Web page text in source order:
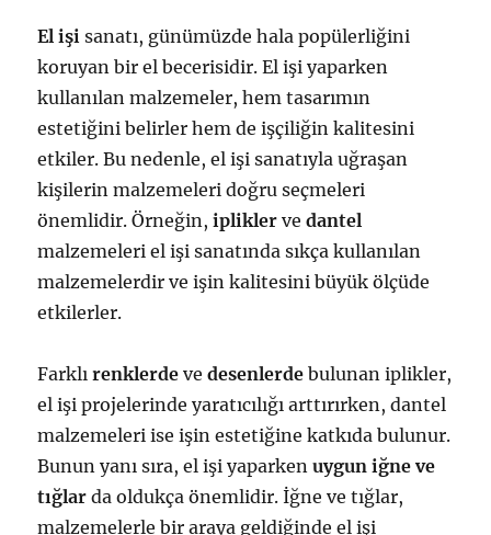
El işi sanatı, günümüzde hala popülerliğini
koruyan bir el becerisidir. El işi yaparken
kullanılan malzemeler, hem tasarımın
estetiğini belirler hem de işçiliğin kalitesini
etkiler. Bu nedenle, el işi sanatıyla uğraşan
kişilerin malzemeleri doğru seçmeleri
önemlidir. Örneğin,iplikler vedantel
malzemeleri el işi sanatında sıkça kullanılan
malzemelerdir ve işin kalitesini büyük ölçüde
etkilerler.
Farklırenklerde vedesenlerde bulunan iplikler,
el işi projelerinde yaratıcılığı arttırırken, dantel
malzemeleri ise işin estetiğine katkıda bulunur.
Bunun yanı sıra, el işi yaparkenuygun iğne ve
tığlar da oldukça önemlidir. İğne ve tığlar,
malzemelerle bir araya geldiğinde el işi